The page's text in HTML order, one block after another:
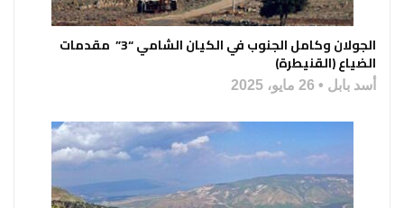
الجولان وكامل الجنوب في الكيان الشامي “3” مقدمات
الضياع (القنيطرة)
أسد بابل 26 مايو، 2025